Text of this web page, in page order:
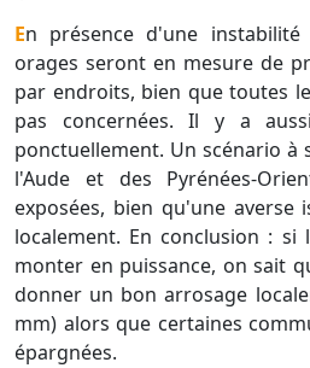
En présence d'une instabilité assez importante, ces
orages seront en mesure de
par endroits, bien que toutes
pas concernées. Il y a
ponctuellement. Un scénario à
l'Aude et des Pyrénées-
exposées, bien qu'une averse
localement. En conclusion : si
monter en puissance, on sait
donner un bon arrosage
mm) alors que certaines
épargnées.